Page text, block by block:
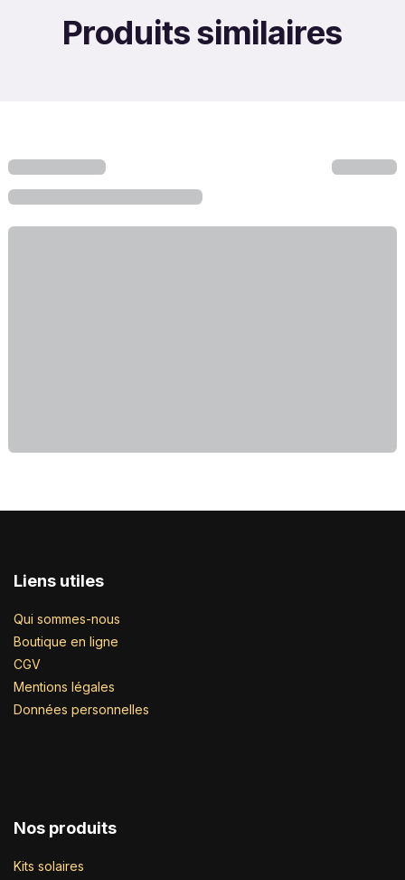
Produits similaires
Liens utiles
Qui sommes-nous
Boutique en ligne
CGV
Mentions légales
Données personnelles
Nos produits
Kits solaires